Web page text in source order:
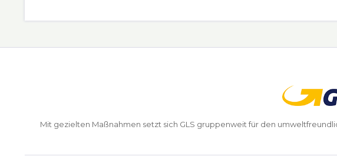
Mit gezielten Maßnahmen setzt sich GLS gruppenweit für den